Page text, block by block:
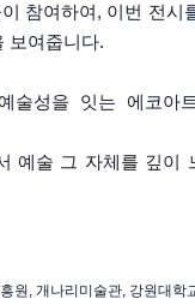
참여하여, 이번 전시
보여줍니다.
술성을 잇는 에코아
예술 그 자체를 깊이
원, 개나리미술관, 강원대학